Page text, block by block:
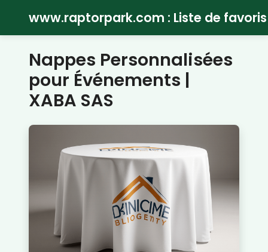
www.raptorpark.com : Liste de favoris
Nappes Personnalisées
pour Événements |
XABA SAS